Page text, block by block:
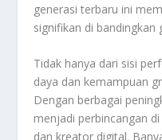
generasi terbaru ini
signifikan di bandingkan
Tidak hanya dari sisi
daya dan kemampuan
Dengan berbagai
menjadi perbincangan
dan kreator digital.